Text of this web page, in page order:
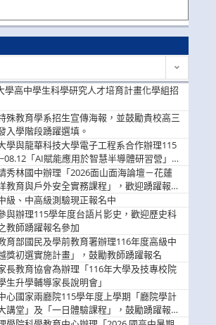
學高中學生科學研究人才培育計畫化學組招
殊教育學系招生宣傳海報，並鼓勵貴校高三
入學階段踴躍選填。
學與龍華科技大學電子工程系合作辦理115
「AI賦能應用於智慧半導體研習營」，
名參加
秀林國中辦理「2026面山面海論壇－花蓮
教育與戶外安全實務課程」，歡迎踴躍報名
級、中高級測驗現正報名中
與辦理115學年度台語片影史，歡迎歷史科
教師踴躍報名參加
育部國民及學前教育署辦理116年度高級中
獎初選實施計畫」，鼓勵教師踴躍報名
長教育協會為辦理「116年大學及技專校院
生升學輔導家長說明會」
心國家兩廳院115學年度上學期「廳院學計
堂」及「一日體驗課程」，鼓勵踴躍報名